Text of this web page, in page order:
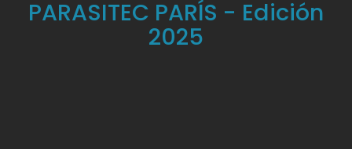
PARASITEC PARÍS - Edición
2025